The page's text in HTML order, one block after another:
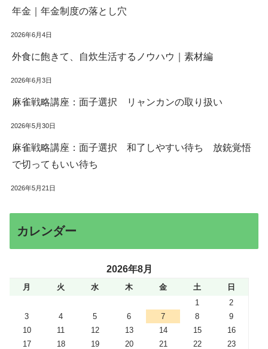
年金｜年金制度の落とし穴
2026年6月4日
外食に飽きて、自炊生活するノウハウ｜素材編
2026年6月3日
麻雀戦略講座：面子選択 リャンカンの取り扱い
2026年5月30日
麻雀戦略講座：面子選択 和了しやすい待ち 放銃覚悟
で切ってもいい待ち
2026年5月21日
カレンダー
2026年8月
月 火 水 木 金 土
日
1
2
3
4 5 6 7 8
9
10
11 12 13 14 15
16
17
18 19 20 21 22
23